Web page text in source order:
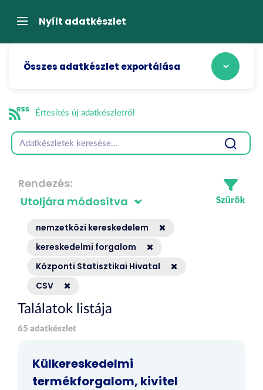
átugrásaNavigációNyílt adatkészlet
Összes adatkészlet exportálása
Értesítés új adatkészletről
Rendezés
nemzetközi kereskedelem
kereskedelmi forgalom
Központi Statisztikai Hivatal
CSV
Találatok listája
65 adatkészlet
Külkereskedelmi
termékforgalom, kivitel